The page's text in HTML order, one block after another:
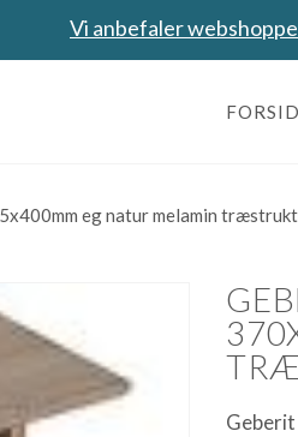
Vi anbefaler
eg natur melamin
Geberit